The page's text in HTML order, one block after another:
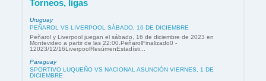
Torneos, ligas
Uruguay
PEÑAROL VS LIVERPOOL SÁBADO, 16 DE DICIEMBRE
Peñarol y Liverpool juegan el sábado, 16 de diciembre de 2023 en
Montevideo a partir de las 22:00.PeñarolFinalizado0 -
12023/12/16LiverpoolResúmenEstadísti...
Paraguay
SPORTIVO LUQUEÑO VS NACIONAL ASUNCIÓN VIERNES, 1 DE
DICIEMBRE